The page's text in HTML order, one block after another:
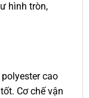
hình tròn,
cao
Cơ chế vận